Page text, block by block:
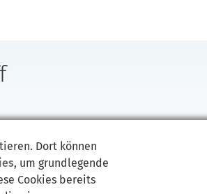
Dort können
, um grundlegende
Cookies bereits